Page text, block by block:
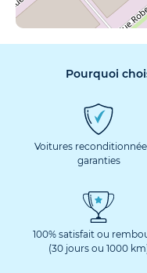
Pourquoi
Voitures
garanties
100% satisfait ou
(30 jours ou 1000